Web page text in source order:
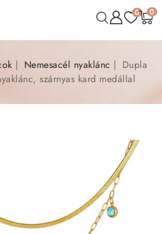
0 0
Nemesacél nyaklánc
Dupla
szárnyas kard medállal